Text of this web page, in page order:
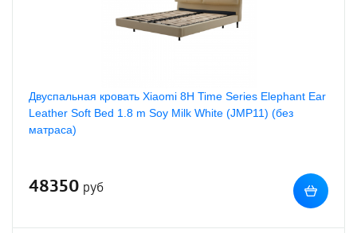
Двуспальная кровать Xiaomi 8H Time Series Elephant Ear
Leather Soft Bed 1.8 m Soy Milk White (JMP11) (без
матраса)
48350 руб